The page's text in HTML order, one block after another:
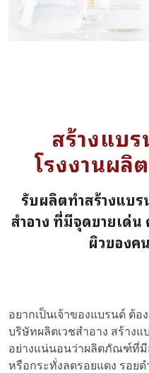
สร้างแบ
โรงงานผลิ
รับผลิตทำสร้างแบร
สำอาง ที่มีจุดขายเด่
ผิวของ
อยากเป็นเจ้าของแบรนด์ ต้อ
บริษัทผลิตเวชสำอาง สร้างแ
อย่างแน่นอนว่าผลิตภัณฑ์ที่
หรือกระทั่งลดรอยแดง รอย